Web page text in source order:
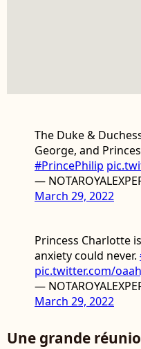
The Duke &
George, and
#PrincePhilip
—
March 29, 2022
Princess Charlotte
anxiety could never.
pic.twitter.com/
—
March 29, 2022
Une grande